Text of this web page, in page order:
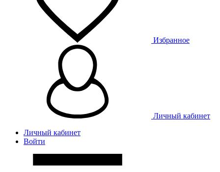
Избранное
Личный кабинет
Личный кабинет
Войти